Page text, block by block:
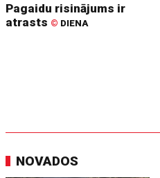
Pagaidu risinājums ir
atrasts © DIENA
NOVADOS